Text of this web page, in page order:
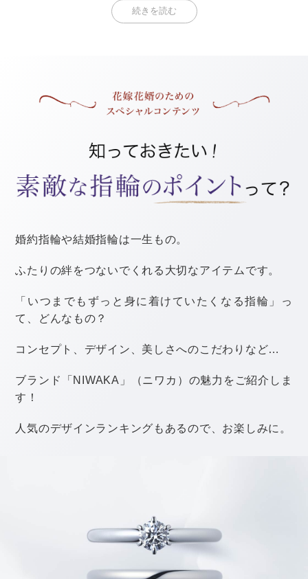
続きを読む
つわりの時期は、食事や装花、メイクのにおいなどで具
匂いの強いものは使わないなど、あらかじめ相談して対
策しておいた方がいいですね。
タバコの煙も身体にはよくないので、会場は禁煙にした
式や披露宴の最中であっても、少しでも体調が悪いと感